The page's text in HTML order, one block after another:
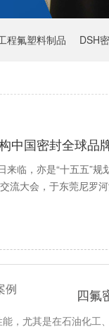
程氟塑料制品 DSH
中国密封全球品
来临，亦是“十五五”
流大会，于东莞尼罗
四氟
，尤其是在石油化